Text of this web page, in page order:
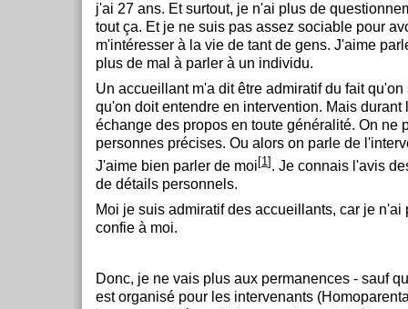
j'ai 27 ans. Et surtout, je n'ai plus de
tout ça. Et je ne suis pas assez sociable pour
m'intéresser à la vie de tant de gens. J'aime
plus de mal à parler à un individu.
Un accueillant m'a dit être admiratif du fait qu'on
qu'on doit entendre en intervention. Mais durant
échange des propos en toute généralité. On ne
personnes précises. Ou alors on parle de
J'aime bien parler de moi [1] . Je connais l'avis
de détails personnels.
Moi je suis admiratif des accueillants, car je n'ai
confie à moi.
Donc, je ne vais plus aux permanences - sauf
est organisé pour les intervenants